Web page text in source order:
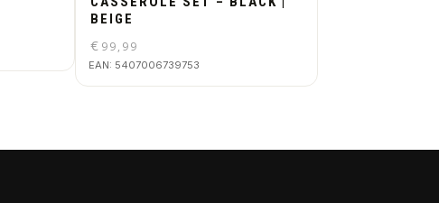
BEIGE
€ 99,99
EAN: 5407006739753